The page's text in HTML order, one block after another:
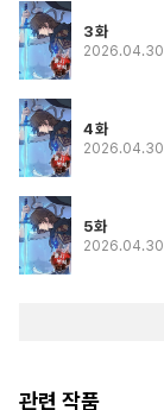
3화
2026.04.30
4화
2026.04.30
5화
2026.04.30
관련 작품